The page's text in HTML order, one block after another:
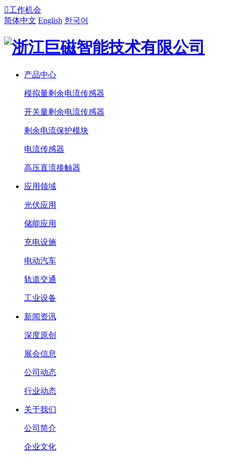
工作机会
简体中文 English 한국어
产品中心
模拟量剩余电流传感器
开关量剩余电流传感器
剩余电流保护模块
电流传感器
高压直流接触器
应用领域
光伏应用
储能应用
充电设施
电动汽车
轨道交通
工业设备
新闻资讯
深度原创
展会信息
公司动态
行业动态
关于我们
公司简介
企业文化